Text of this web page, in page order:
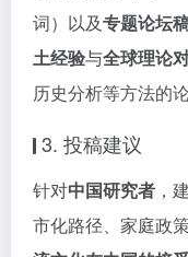
词）以及专题论坛
土经验与全球理论
历史分析等方法的
3. 投稿建议
针对中国研究者 ，
市化路径、家庭政策